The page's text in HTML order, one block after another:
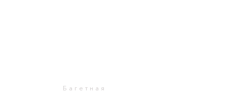
Багетная